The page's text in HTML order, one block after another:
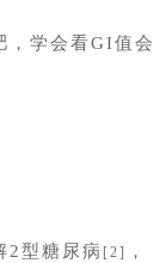
，学会看GI值会
2型糖尿病 [2]
，